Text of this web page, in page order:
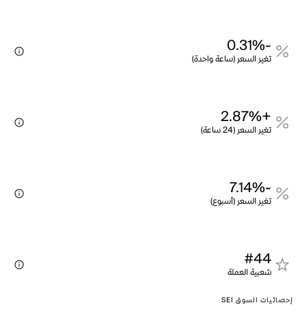
-0.31%
تغير السعر (ساعة واحدة)
+2.87%
تغير السعر (24 ساعة)
-7.14%
تغير السعر (أسبوع)
#44
شعبية العملة
إحصائيات السوق SEI